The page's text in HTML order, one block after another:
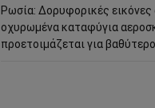
Ρωσία: Δορυφορικές
οχυρωμένα καταφύγια
προετοιμάζεται για